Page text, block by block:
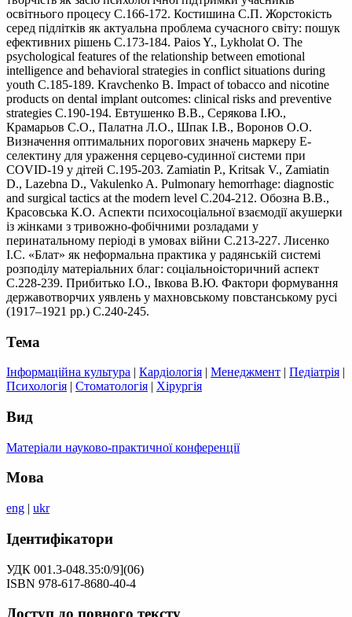
освітнього процесу С.166-172. Костишина С.П. Жорстокість
серед підлітків як актуальна проблема сучасного світу: пошук
ефективних рішень С.173-184. Paios Y., Lykholat O. The
psychological features of the relationship between emotional
intelligence and behavioral strategies in conflict situations during
youth С.185-189. Kravchenko B. Impact of tobacco and nicotine
products on dental implant outcomes: clinical risks and preventive
strategies С.190-194. Евтушенко В.В., Серякова І.Ю.,
Крамарьов С.О., Палатна Л.О., Шпак І.В., Воронов О.О.
Визначення оптимальних порогових значень маркеру Е-
селектину для ураження серцево-судинної системи при
COVID-19 у дітей С.195-203. Zamiatin P., Kritsak V., Zamiatin
D., Lazebna D., Vakulenko A. Pulmonary hemorrhage: diagnostic
and surgical tactics at the modern level С.204-212. Обозна В.В.,
Красовська К.О. Аспекти психосоціальної взаємодії акушерки
із жінками з тривожно-фобічними розладами у
перинатальному періоді в умовах війни С.213-227. Лисенко
І.С. «Блат» як неформальна практика у радянській системі
розподілу матеріальних благ: соціальноісторичний аспект
С.228-239. Прибитько І.О., Івкова В.Ю. Фактори формування
державотворчих уявлень у махновському повстанському русі
(1917–1921 рр.) С.240-245.
Тема
Інформаційна культура | Кардіологія | Менеджмент | Педіатрія |
Психологія | Стоматологія | Хірургія
Вид
Матеріали науково-практичної конференції
Мова
eng | ukr
Ідентифікатори
УДК 001.3-048.35:0/9](06)
ISBN 978-617-8680-40-4